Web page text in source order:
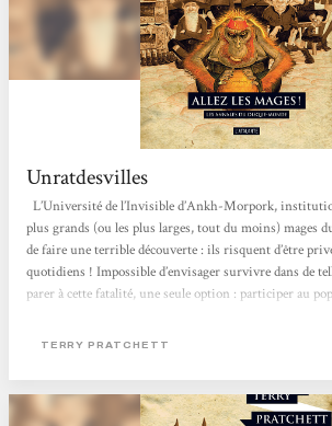
Unratdesvilles
L’Université de l’Invisible d’Ankh-Morpork,
plus grands (ou les plus larges, tout du moins) mages
de faire une terrible découverte : ils risquent d’être
quotidiens ! Impossible d’envisager survivre dans de
parer à cette fatalité, une seule option : participer au
Juliette, les cuisinières de nuit, ainsi que de Trev et
TERRY PRATCHETT